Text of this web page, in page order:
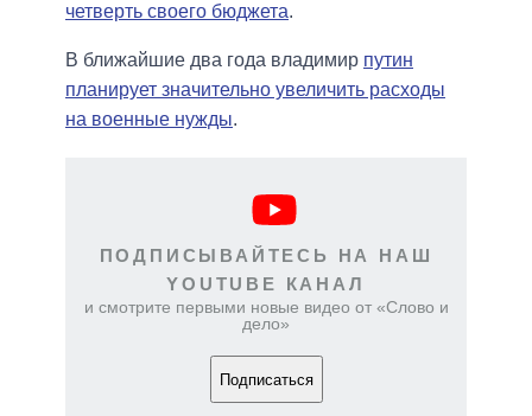
четверть своего бюджета.
В ближайшие два года владимир путин
планирует значительно увеличить расходы
на военные нужды.
ПОДПИСЫВАЙТЕСЬ НА НАШ
YOUTUBE КАНАЛ
и смотрите первыми новые видео от «Слово и
дело»
Подписаться